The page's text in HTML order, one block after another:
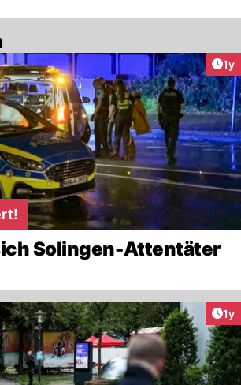
1y
Solingen-Attentäter
1y